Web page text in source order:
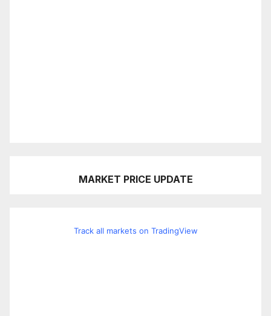
MARKET PRICE UPDATE
Track all markets on TradingView